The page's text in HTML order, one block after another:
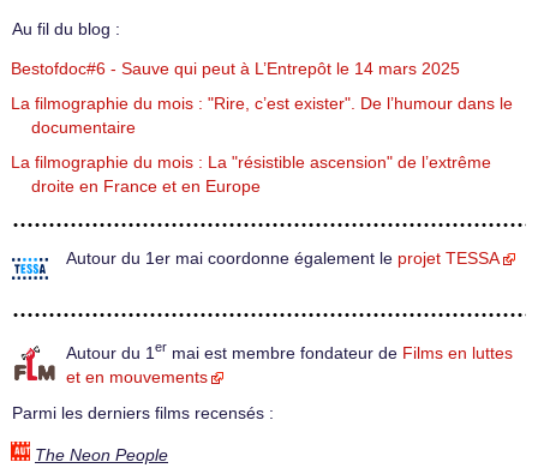
Au fil du blog :
Bestofdoc#6 - Sauve qui peut à L’Entrepôt le 14 mars 2025
La filmographie du mois : "Rire, c’est exister". De l’humour dans le
documentaire
La filmographie du mois : La "résistible ascension" de l’extrême
droite en France et en Europe
Autour du 1er mai coordonne également le projet TESSA
Autour du 1 er mai est membre fondateur de Films en luttes
et en mouvements
Parmi les derniers films recensés :
The Neon People